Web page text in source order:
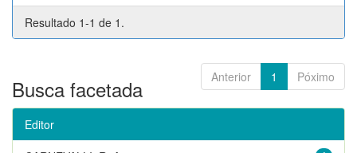
Resultado 1-1 de 1.
Anterior 1 Póximo
Busca facetada
Editor